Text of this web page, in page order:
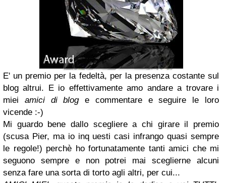
E' un premio per la fedeltà, per la presenza costante sul
blog altrui. E io effettivamente amo andare a trovare i
miei amici di bloge commentare e seguire le loro
vicende :-)
Mi guardo bene dallo scegliere a chi girare il premio
(scusa Pier, ma io inq uesti casi infrango quasi sempre
le regole!) perchè ho fortunatamente tanti amici che mi
seguono sempre e non potrei mai sceglierne alcuni
senza fare una sorta di torto agli altri, per cui...